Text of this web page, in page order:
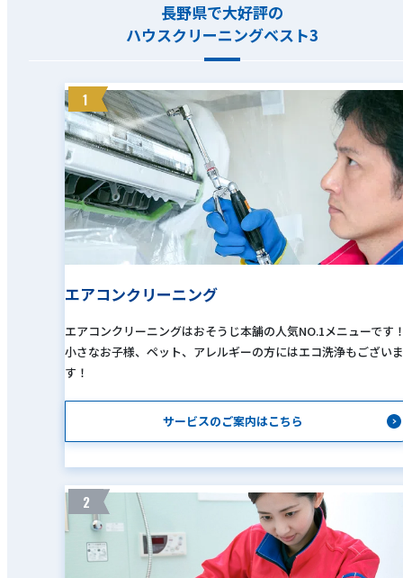
長野県で大好評の
ハウスクリーニングベスト3
1
エアコンクリーニング
エアコンクリーニングはおそうじ本舗の人気NO.1メニューです
小さなお子様、ペット、アレルギーの方にはエコ洗浄もございま
す！
サービスのご案内はこちら
2